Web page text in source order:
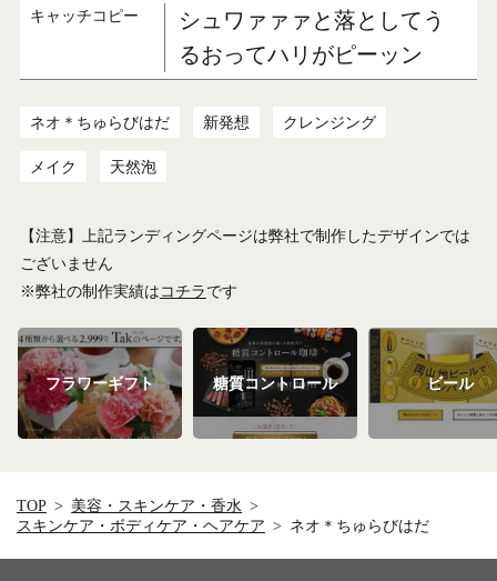
キャッチコピー
シュワァァァと落としてう
るおってハリがピーッン
ネオ＊ちゅらびはだ 新発想 クレンジング
メイク 天然泡
【注意】上記ランディングページは弊社で制作したデザインでは
ございません
※弊社の制作実績はコチラです
フラワーギフト 糖質コントロール ビール
TOP
美容・スキンケア・香水
スキンケア・ボディケア・ヘアケア
ネオ＊ちゅらびはだ